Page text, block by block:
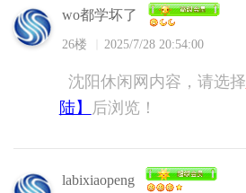
wo都学坏了
26楼 2025/7/28 20:54:00
沈阳休闲网内容，请选择
陆】
后浏览！
labixiaopeng